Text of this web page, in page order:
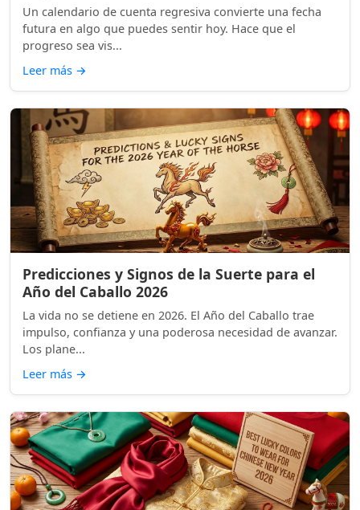
Un calendario de cuenta regresiva convierte una fecha
futura en algo que puedes sentir hoy. Hace que el
progreso sea vis...
Leer más →
Predicciones y Signos de la Suerte para el
Año del Caballo 2026
La vida no se detiene en 2026. El Año del Caballo trae
impulso, confianza y una poderosa necesidad de avanzar.
Los plane...
Leer más →